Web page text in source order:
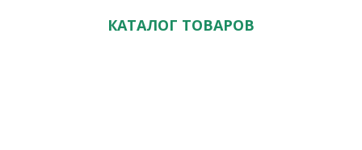
КАТАЛОГ ТОВАРОВ